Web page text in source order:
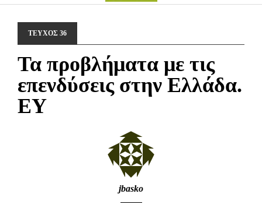
ΤΕΥΧΟΣ 36
Τα προβλήματα με τις
επενδύσεις στην Ελλάδα.
EY
jbasko